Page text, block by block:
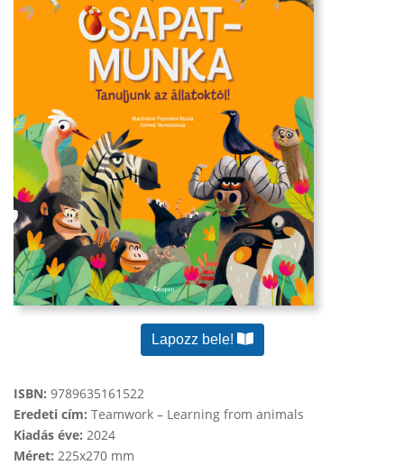
Lapozz bele!
ISBN: 9789635161522
Eredeti cím: Teamwork – Learning from animals
Kiadás éve: 2024
Méret: 225x270 mm